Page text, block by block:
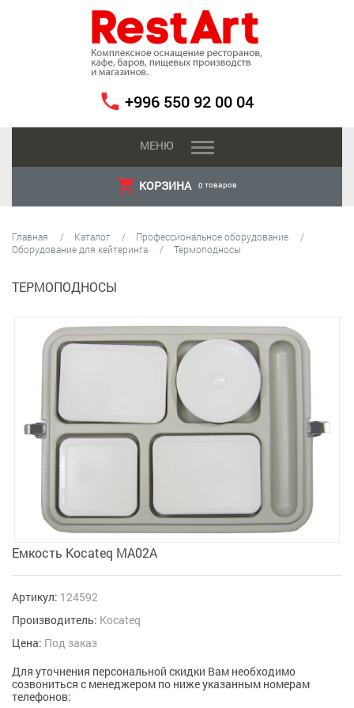
+996 550 92 00 04
МЕНЮ
КОРЗИНА 0 товаров
Главная Каталог
Профессиональное оборудование
Оборудование для кейтеринга
Термоподносы
ТЕРМОПОДНОСЫ
Емкость Kocateq MA02A
Артикул: 124592
Производитель: Kocateq
Цена: Под заказ
Для уточнения персональной скидки Вам необходимо
созвониться с менеджером по ниже указанным номерам
телефонов: